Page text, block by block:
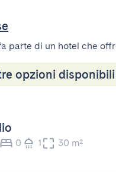
parte di un hotel che
opzioni
0 1 30 m²